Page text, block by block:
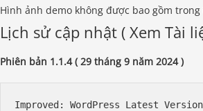
Hình ảnh demo không được bao gồm
Lịch sử cập nhật ( Xem Tài
Phiên bản 1.1.4 ( 29 tháng 9 năm 2024 )
Improved: WordPress Latest